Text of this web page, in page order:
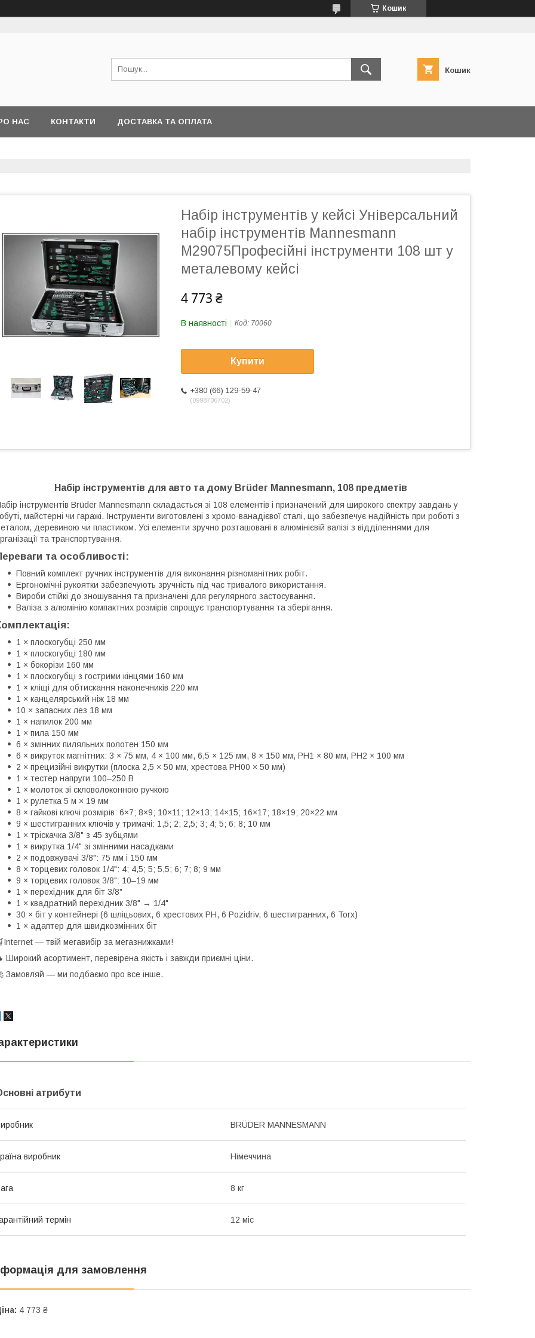
Кошик
Кошик
НАС КОНТАКТИ ДОСТАВКА ТА ОПЛАТА
Набір інструментів у кейсі Універсальний
набір інструментів Mannesmann
M29075Професійні інструменти 108 шт у
металевому кейсі
4 773 ₴
В наявності Код: 70060
Купити
+380 (66) 129-59-47
0998706702
Набір інструментів для авто та дому Brüder Mannesmann, 108 предметів
інструментів Brüder Mannesmann складається зі 108 елементів і призначений для широкого спектру завдань у
майстерні чи гаражі. Інструменти виготовлені з хромо-ванадієвої сталі, що забезпечує надійність при роботі з
деревиною чи пластиком. Усі елементи зручно розташовані в алюмінієвій валізі з відділеннями для
та транспортування.
та особливості:
Повний комплект ручних інструментів для виконання різноманітних робіт.
Ергономічні рукоятки забезпечують зручність під час тривалого використання.
Вироби стійкі до зношування та призначені для регулярного застосування.
Валіза з алюмінію компактних розмірів спрощує транспортування та зберігання.
1 × плоскогубці 250 мм
1 × плоскогубці 180 мм
1 × бокорізи 160 мм
1 × плоскогубці з гострими кінцями 160 мм
1 × кліщі для обтискання наконечників 220 мм
1 × канцелярський ніж 18 мм
10 × запасних лез 18 мм
1 × напилок 200 мм
1 × пила 150 мм
6 × змінних пиляльних полотен 150 мм
6 × викруток магнітних: 3 × 75 мм, 4 × 100 мм, 6,5 × 125 мм, 8 × 150 мм, PH1 × 80 мм, PH2 × 100 мм
2 × прецизійні викрутки (плоска 2,5 × 50 мм, хрестова PH00 × 50 мм)
1 × тестер напруги 100–250 В
1 × молоток зі скловолоконною ручкою
1 × рулетка 5 м × 19 мм
8 × гайкові ключі розмірів: 6×7; 8×9; 10×11; 12×13; 14×15; 16×17; 18×19; 20×22 мм
9 × шестигранних ключів у тримачі: 1,5; 2; 2,5; 3; 4; 5; 6; 8; 10 мм
1 × тріскачка 3/8" з 45 зубцями
1 × викрутка 1/4" зі змінними насадками
2 × подовжувачі 3/8": 75 мм і 150 мм
8 × торцевих головок 1/4": 4; 4,5; 5; 5,5; 6; 7; 8; 9 мм
9 × торцевих головок 3/8": 10–19 мм
1 × перехідник для біт 3/8"
1 × квадратний перехідник 3/8" → 1/4"
30 × біт у контейнері (6 шліцьових, 6 хрестових PH, 6 Pozidriv, 6 шестигранних, 6 Torx)
1 × адаптер для швидкозмінних біт
— твій мегавибір за мегазнижками!
Широкий асортимент, перевірена якість і завжди приємні ціни.
Замовляй — ми подбаємо про все інше.
атрибути
BRÜDER MANNESMANN
виробник Німеччина
8 кг
термін 12 міс
для замовлення
4 773 ₴